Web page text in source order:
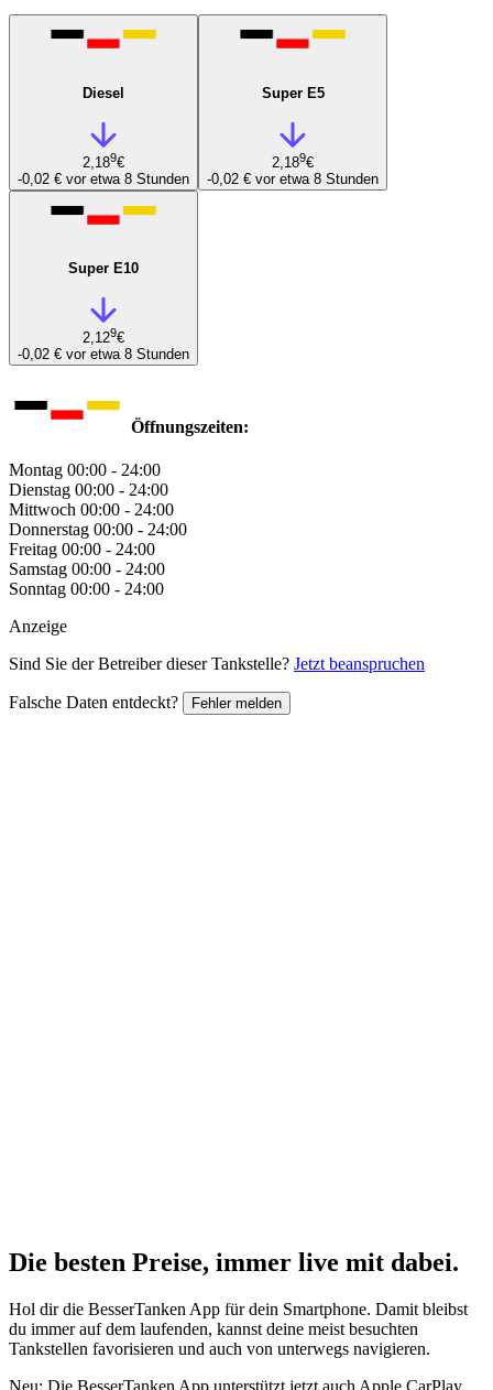
Diesel
2,189€
-0,02 € vor etwa 8 Stunden
Super E5
2,189€
-0,02 € vor etwa 8 Stunden
Super E10
2,129€
-0,02 € vor etwa 8 Stunden
Öffnungszeiten:
Montag 00:00 - 24:00
Dienstag 00:00 - 24:00
Mittwoch 00:00 - 24:00
Donnerstag 00:00 - 24:00
Freitag 00:00 - 24:00
Samstag 00:00 - 24:00
Sonntag 00:00 - 24:00
Anzeige
Sind Sie der Betreiber dieser Tankstelle? Jetzt beanspruchen
Falsche Daten entdeckt? Fehler melden
Die besten Preise, immer live mit dabei.
Hol dir die BesserTanken App für dein Smartphone. Damit bleibst
du immer auf dem laufenden, kannst deine meist besuchten
Tankstellen favorisieren und auch von unterwegs navigieren.